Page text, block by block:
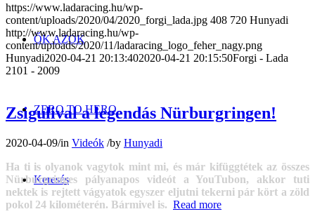
ŐK AZOK
ZERO TO HERO
Keresés
https://www.ladaracing.hu/wp-
content/uploads/2020/04/2020_forgi_lada.jpg 408 720 Hunyadi
http://www.ladaracing.hu/wp-
content/uploads/2020/11/ladaracing_logo_feher_nagy.png
Hunyadi2020-04-21 20:13:402020-04-21 20:15:50Forgi - Lada
2101 - 2009
Zsigulival a legendás Nürburgringen!
2020-04-09/in Videók /by Hunyadi
Ha ti is olyanok vagytok mint mi, és már kifüggtétek az összes
Nürburgringes pályanapos videót a YouTubon, akkor tuti
nektek is rejtett vágyatok egyszer eljutni tekerni pár kört a zöld
pokol 24 kilométerén. Bármivel is. Read more